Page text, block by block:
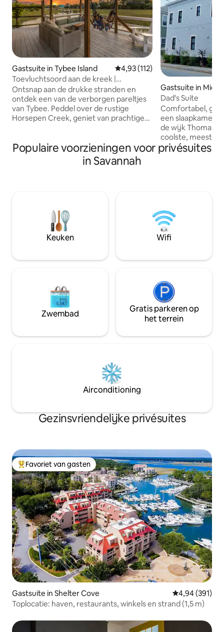
Gastsuite in Tybee Island Gemiddelde beoordeling van
4,93 (112)
Toevluchtsoord aan de kreek |
Zwembad, bubbelbad, aanlegsteiger,
kajaks
Ontsnap aan de drukke stranden en
ontdek een van de verborgen pareltjes
van Tybee. Peddel over de rustige
Horsepen Creek, geniet van prachtige
of drink een cocktail in de tiki-bar. Dit
tropische toevluchtsoord heeft twee
slaapkamers met kingsize bedden, een
en de tiki-lounge aan het water. Kom
langs bij onze brouwerij verderop in de
Gastsuite in
Dad's Suite
Comfortabel,
een slaapkamer
de wijk Thomas
coolste, meest
Savannah! Alles
van de stad met
straat,
verderop. Sorry, geen huisdieren,
allergieën)
Populaire voorzieningen voor privésuites
in Savannah
Keuken Wifi
Zwembad
Gratis parkeren op
het terrein
Airconditioning
Gezinsvriendelijke privésuites
Topfavoriet van gasten
Favoriet van gasten
Gastsuite in Shelter Cove Gemiddelde
4,94 (391)
Toplocatie: haven, restaurants, winkels en strand (1,5 m)